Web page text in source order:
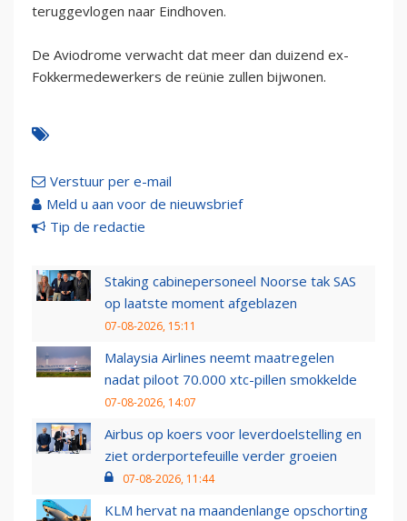
teruggevlogen naar Eindhoven.
De Aviodrome verwacht dat meer dan duizend ex-
Fokkermedewerkers de reünie zullen bijwonen.
Verstuur per e-mail
Meld u aan voor de nieuwsbrief
Tip de redactie
Staking cabinepersoneel Noorse tak SAS
op laatste moment afgeblazen
07-08-2026, 15:11
Malaysia Airlines neemt maatregelen
nadat piloot 70.000 xtc-pillen smokkelde
07-08-2026, 14:07
Airbus op koers voor leverdoelstelling en
ziet orderportefeuille verder groeien
07-08-2026, 11:44
KLM hervat na maandenlange opschorting